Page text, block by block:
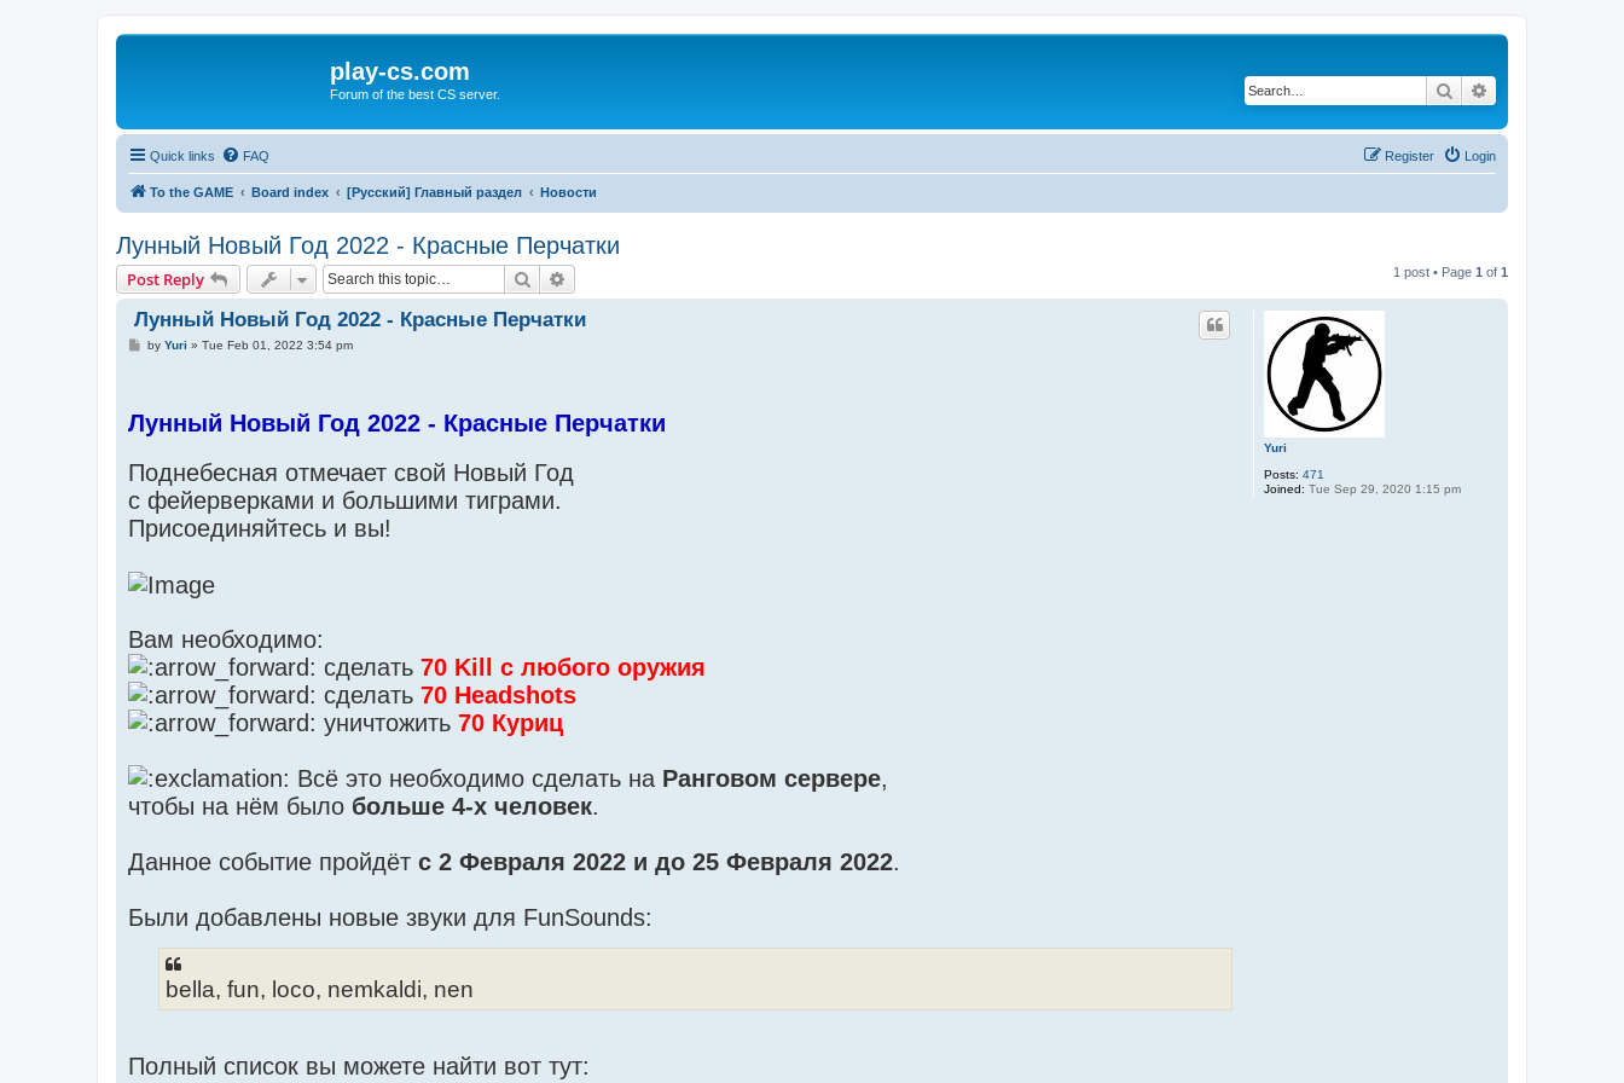
play-cs.com
Forum of the best CS server. Search
Quick links FAQ Login
Register
To the GAME Board index [Русский] Главный раздел Новости
Лунный Новый Год 2022 - Красные Перчатки
Post Reply Search 1 post • Page 1 of 1
Yuri
Posts: 471
Joined: Tue Sep 29, 2020 1:15 pm
Лунный Новый Год 2022 - Красные Перчатки
Pby Yuri » Tue Feb 01, 2022 3:54 pm
Лунный Новый Год 2022 - Красные Перчатки
Поднебесная отмечает свой Новый Год
с фейерверками и большими тиграми.
Присоединяйтесь и вы!
Вам необходимо:
сделать 70 Kill с любого оружия
сделать 70 Headshots
уничтожить 70 Куриц
Всё это необходимо сделать на Ранговом сервере,
чтобы на нём было больше 4-х человек.
Данное событие пройдёт с 2 Февраля 2022 и до 25 Февраля 2022.
Были добавлены новые звуки для FunSounds:
bella, fun, loco, nemkaldi, nen
Полный список вы можете найти вот тут: